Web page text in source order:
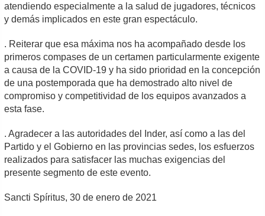
atendiendo especialmente a la salud de jugadores, técnicos
y demás implicados en este gran espectáculo.
. Reiterar que esa máxima nos ha acompañado desde los
primeros compases de un certamen particularmente exigente
a causa de la COVID-19 y ha sido prioridad en la concepción
de una postemporada que ha demostrado alto nivel de
compromiso y competitividad de los equipos avanzados a
esta fase.
. Agradecer a las autoridades del Inder, así como a las del
Partido y el Gobierno en las provincias sedes, los esfuerzos
realizados para satisfacer las muchas exigencias del
presente segmento de este evento.
Sancti Spíritus, 30 de enero de 2021